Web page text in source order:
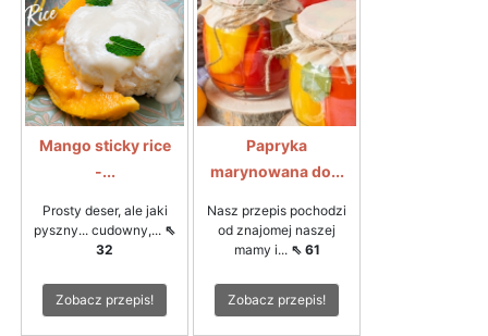
Mango sticky rice
-...
Prosty deser, ale jaki
pyszny... cudowny,... ⇖
32
Zobacz przepis!
Papryka
marynowana do...
Nasz przepis pochodzi
od znajomej naszej
mamy i... ⇖ 61
Zobacz przepis!